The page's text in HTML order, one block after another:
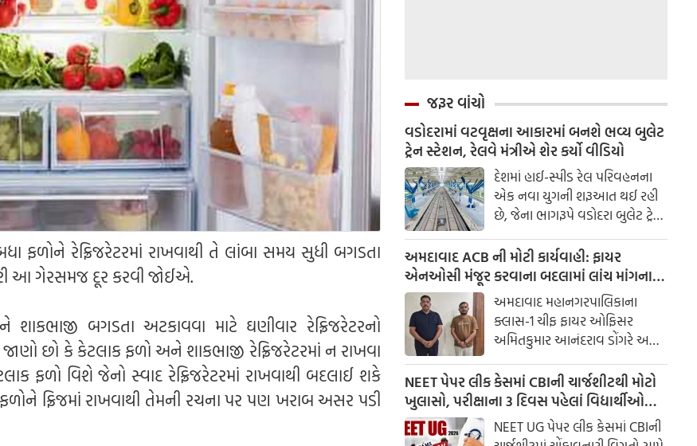
ફળોને રેફ્રિજરેટરમાં રાખવાથી તે લાંબા સમય સુધી બગડતા
આ ગેરસમજ દૂર કરવી જોઈએ.
શાકભાજી બગડતા અટકાવવા માટે ઘણીવાર રેફ્રિજરેટરનો
છો કે કેટલાક ફળો અને શાકભાજી રેફ્રિજરેટરમાં ન રાખવા
ફળો વિશે જેનો સ્વાદ રેફ્રિજરેટરમાં રાખવાથી બદલાઈ શકે
ફ્રિજમાં રાખવાથી તેમની રચના પર પણ ખરાબ અસર પડી
જરૂર વાંચો
વડોદરામાં વટવૃક્ષના આકારમાં બનશે ભવ્ય બુલેટ
ટ્રેન સ્ટેશન, રેલવે મંત્રીએ શેર કર્યો વીડિયો
દેશમાં હાઈ-સ્પીડ રેલ પરિવહનના
એક નવા યુગની શરૂઆત થઈ રહી
છે, જેના ભાગરૂપે વડોદરા બુલેટ ટ્રેન
સ્ટેશનનું નિર્માણ કાર્ય અત્યંત
ઝડપથી આગળ વધી રહ્યું છે.
અમદાવાદ ACB ની મોટી કાર્યવાહી: ફાયર
એનઓસી મંજૂર કરવાના બદલામાં લાંચ માંગનાર
ચીફ ફાયર ઓફિસર સામે ગુનો દાખલ
અમદાવાદ મહાનગરપાલિકાના
ક્લાસ-1 ચીફ ફાયર ઓફિસર
અમિતકુમાર આનંદરાવ ડોંગરે અને
તેમના વતી લાંચ લેનાર એક ખાનગી
વ્યક્તિ ભાવસિંહ ઝાલાને લાંચ
રુશ્વત વિરોધી બ્યુરો (ACB) દ્વારા ટ્રેપ
ગોઠવીને રંગેહાથ ઝડપી લેવામાં
આવ્યા છે.
NEET પેપર લીક કેસમાં CBIની ચાર્જશીટથી મોટો
ખુલાસો, પરીક્ષાના 3 દિવસ પહેલાં વિદ્યાર્થીઓ
સુધી પહોંચ્યા હતા સવાલોNEET UG પેપર લીક કેસમાં CBIની